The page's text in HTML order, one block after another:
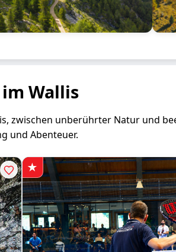
Wallis
zwischen unberührter Natur und
und Abenteuer.